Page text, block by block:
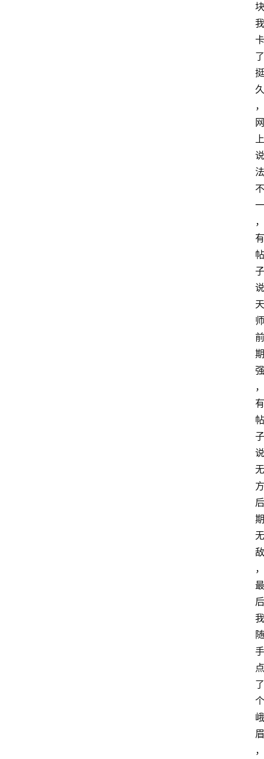
块
我
卡
了
挺
久
，
网
上
说
法
不
一
，
有
帖
子
说
天
师
前
期
强
，
有
帖
子
说
无
方
后
期
无
敌
，
最
后
我
随
手
点
了
个
峨
眉
，